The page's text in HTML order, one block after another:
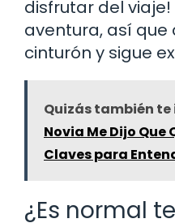
disfrutar del viaje!
aventura, así
cinturón y sigue
Quizás también te
Novia Me Dijo Que
Claves para
¿Es normal